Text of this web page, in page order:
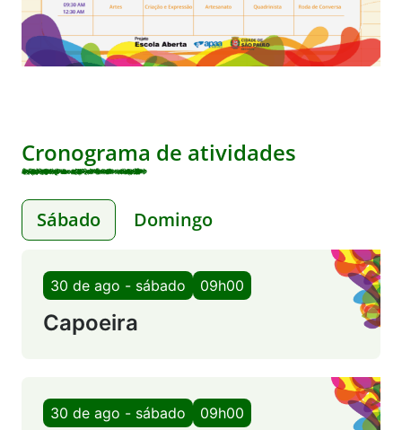
Cronograma de atividades
Sábado Domingo
30 de ago - sábado 09h00
Capoeira
30 de ago - sábado 09h00